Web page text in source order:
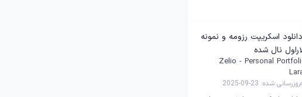
دانلود اسکریپت رزومه و نمونه
Zelio - Personal
شده: 2025-09-23